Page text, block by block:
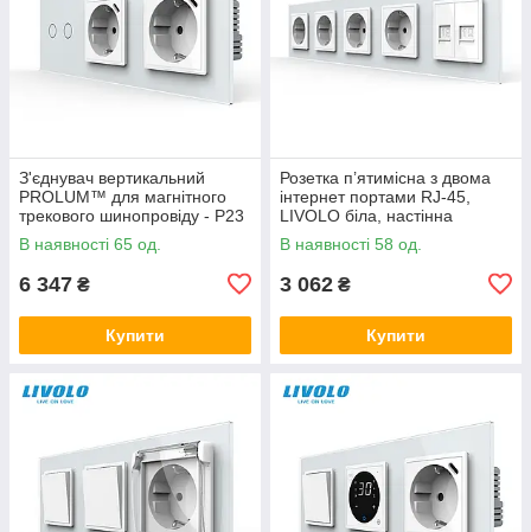
З'єднувач вертикальний
PROLUM™ для магнітного
трекового шинопровіду - P23
В наявності 65 од.
6 347 ₴
Купити
Розетка п’ятимісна з двома
інтернет портами RJ-45,
LIVOLO біла, настінна
дизайнерська, скляна рамка
В наявності 58 од.
3 062 ₴
Купити